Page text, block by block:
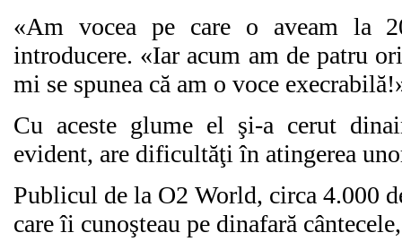
«Am vocea pe care o aveam la
introducere. «Iar acum am de patru
mi se spunea că am o voce
Cu aceste glume el şi-a cerut
evident, are dificultăţi în atingerea
Publicul de la O2 World, circa 4.000
care îi cunoşteau pe dinafară